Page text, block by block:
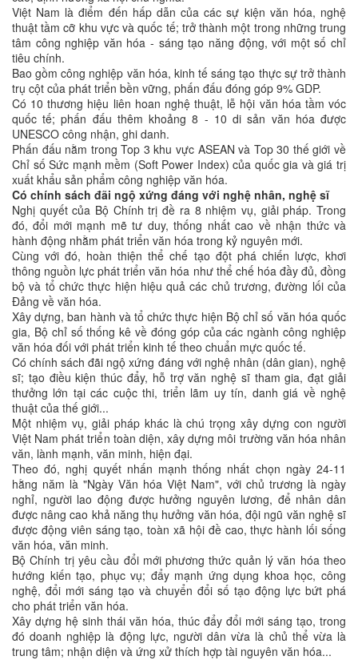
Việt Nam là điểm đến hấp dẫn của các sự kiện văn hóa, nghệ
thuật tầm cỡ khu vực và quốc tế; trở thành một trong những trung
tâm công nghiệp văn hóa - sáng tạo năng động, với một số chỉ
tiêu chính.
Bao gồm công nghiệp văn hóa, kinh tế sáng tạo thực sự trở thành
trụ cột của phát triển bền vững, phấn đấu đóng góp 9% GDP.
Có 10 thương hiệu liên hoan nghệ thuật, lễ hội văn hóa tầm vóc
quốc tế; phấn đấu thêm khoảng 8 - 10 di sản văn hóa được
UNESCO công nhận, ghi danh.
Phấn đấu nằm trong Top 3 khu vực ASEAN và Top 30 thế giới về
Chỉ số Sức mạnh mềm (Soft Power Index) của quốc gia và giá trị
xuất khẩu sản phẩm công nghiệp văn hóa.
Có chính sách đãi ngộ xứng đáng với nghệ nhân, nghệ sĩ
Nghị quyết của Bộ Chính trị đề ra 8 nhiệm vụ, giải pháp. Trong
đó, đổi mới mạnh mẽ tư duy, thống nhất cao về nhận thức và
hành động nhằm phát triển văn hóa trong kỷ nguyên mới.
Cùng với đó, hoàn thiện thể chế tạo đột phá chiến lược, khơi
thông nguồn lực phát triển văn hóa như thể chế hóa đầy đủ, đồng
bộ và tổ chức thực hiện hiệu quả các chủ trương, đường lối của
Đảng về văn hóa.
Xây dựng, ban hành và tổ chức thực hiện Bộ chỉ số văn hóa quốc
gia, Bộ chỉ số thống kê về đóng góp của các ngành công nghiệp
văn hóa đối với phát triển kinh tế theo chuẩn mực quốc tế.
Có chính sách đãi ngộ xứng đáng với nghệ nhân (dân gian), nghệ
sĩ; tạo điều kiện thúc đẩy, hỗ trợ văn nghệ sĩ tham gia, đạt giải
thưởng lớn tại các cuộc thi, triển lãm uy tín, danh giá về nghệ
thuật của thế giới...
Một nhiệm vụ, giải pháp khác là chú trọng xây dựng con người
Việt Nam phát triển toàn diện, xây dựng môi trường văn hóa nhân
văn, lành mạnh, văn minh, hiện đại.
Theo đó, nghị quyết nhấn mạnh thống nhất chọn ngày 24-11
hằng năm là "Ngày Văn hóa Việt Nam", với chủ trương là ngày
nghỉ, người lao động được hưởng nguyên lương, để nhân dân
được nâng cao khả năng thụ hưởng văn hóa, đội ngũ văn nghệ sĩ
được động viên sáng tạo, toàn xã hội đề cao, thực hành lối sống
văn hóa, văn minh.
Bộ Chính trị yêu cầu đổi mới phương thức quản lý văn hóa theo
hướng kiến tạo, phục vụ; đẩy mạnh ứng dụng khoa học, công
nghệ, đổi mới sáng tạo và chuyển đổi số tạo động lực bứt phá
cho phát triển văn hóa.
Xây dựng hệ sinh thái văn hóa, thúc đẩy đổi mới sáng tạo, trong
đó doanh nghiệp là động lực, người dân vừa là chủ thể vừa là
trung tâm; nhận diện và ứng xử thích hợp tài nguyên văn hóa...